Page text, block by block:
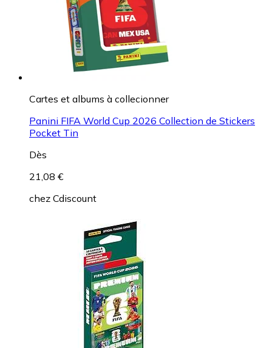
Cartes et albums à collecionner
Panini FIFA World Cup 2026 Collection de Stickers
Pocket Tin
Dès
21,08 €
chez Cdiscount